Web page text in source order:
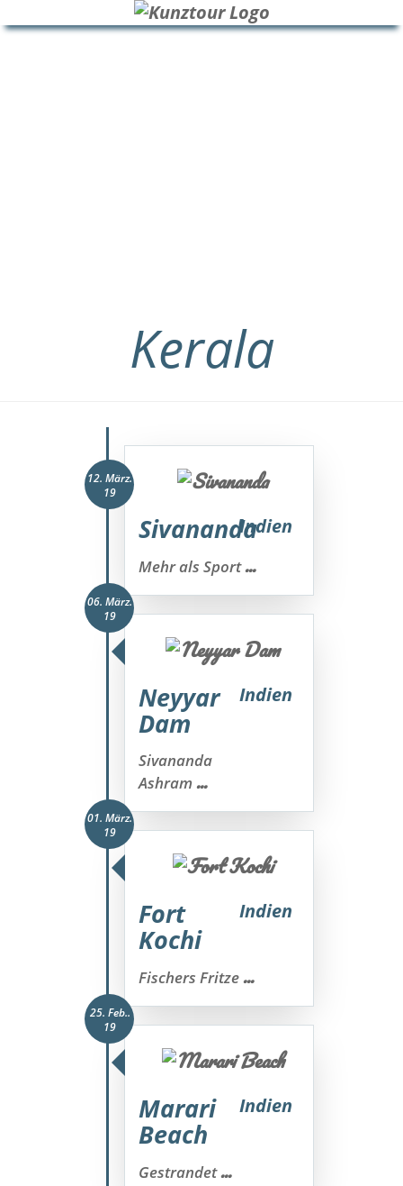
Kerala
12. März.
19
SivanandaIndien
Mehr als Sport...
06. März.
19
Neyyar
Dam
Indien
Sivananda
Ashram...
01. März.
19
Fort
Kochi
Indien
Fischers Fritze...
25. Feb..
19
Marari
Beach
Indien
Gestrandet...